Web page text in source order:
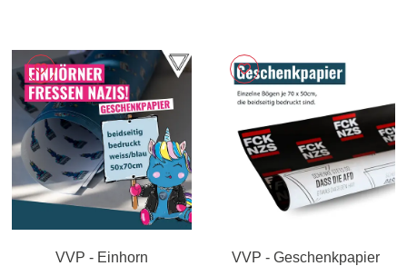
VVP - Einhorn
VVP - Geschenkpapier